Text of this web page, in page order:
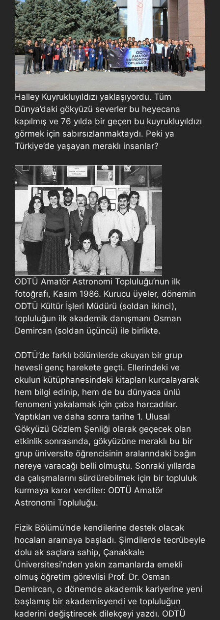
Halley Kuyrukluyıldızı yaklaşıyordu. Tüm
Dünya’daki gökyüzü severler bu heyecana
kapılmış ve 76 yılda bir geçen bu kuyrukluyıldızı
görmek için sabırsızlanmaktaydı. Peki ya
Türkiye’de yaşayan meraklı insanlar?
ODTÜ Amatör Astronomi Topluluğu’nun ilk
fotoğrafı, Kasım 1986. Kurucu üyeler, dönemin
ODTÜ Kültür İşleri Müdürü (soldan ikinci),
topluluğun ilk akademik danışmanı Osman
Demircan (soldan üçüncü) ile birlikte.
ODTÜ’de farklı bölümlerde okuyan bir grup
hevesli genç harekete geçti. Ellerindeki ve
okulun kütüphanesindeki kitapları kurcalayarak
hem bilgi edinip, hem de bu dünyaca ünlü
fenomeni yakalamak için çaba harcadılar.
Yaptıkları ve daha sonra tarihe 1. Ulusal
Gökyüzü Gözlem Şenliği olarak geçecek olan
etkinlik sonrasında, gökyüzüne meraklı bu bir
grup üniversite öğrencisinin aralarındaki bağın
nereye varacağı belli olmuştu. Sonraki yıllarda
da çalışmalarını sürdürebilmek için bir topluluk
kurmaya karar verdiler: ODTÜ Amatör
Astronomi Topluluğu.
Fizik Bölümü’nde kendilerine destek olacak
hocaları aramaya başladı. Şimdilerde tecrübeyle
dolu ak saçlara sahip, Çanakkale
Üniversitesi’nden yakın zamanlarda emekli
olmuş öğretim görevlisi Prof. Dr. Osman
Demircan, o dönemde akademik kariyerine yeni
başlamış bir akademisyendi ve topluluğun
kaderini değiştirecek dilekçeyi yazdı. ODTÜ